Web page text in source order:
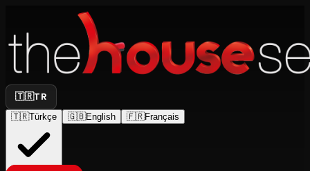
🇹🇷TR
🇹🇷Türkçe 🇬🇧English 🇫🇷Français